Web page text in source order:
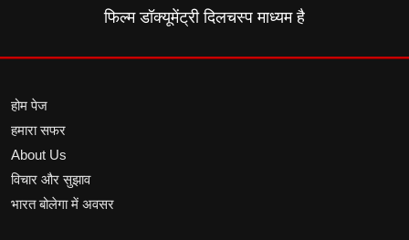
फिल्म डॉक्यूमेंट्री दिलचस्प माध्यम है
होम पेज
हमारा सफर
About Us
विचार और सुझाव
भारत बोलेगा में अवसर